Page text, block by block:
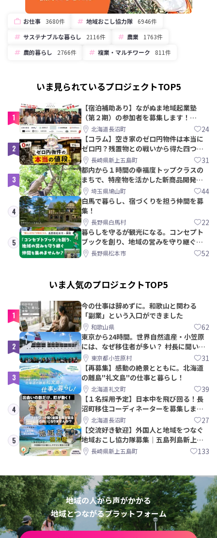
お仕事 3680件 地域おこし協力隊
6946件
サステナブルな暮らし
2116件 農業
1763件
農的暮らし
2766件 複業・マルチワーク 811件
いま見られているプロジェクトTOP5
1
【宿泊補助あり】ながぬま地域起業塾
（第２期）の参加者を募集します！
【8/21〆】
北海道長沼町 24
2
【コラム】空き家のゼロ円物件は本当に
ゼロ円？残置物との戦いから得た四つの
教訓｜新上五島町
長崎県新上五島町 31
3
都内から１時間の幸福度トップクラスの
まちで、特産物を活かした新商品開発＆
PRメンバー募集！
埼玉県鳩山町 44
4
白馬で暮らし、宿づくりを担う仲間を募
集！
長野県白馬村 22
5
暮らしを守るが観光になる。コンセプト
ブックを創り、地域の営みを守り継ぐ仲
間を集めませんか？
長野県松本市 52
いま人気のプロジェクトTOP5
1
今の仕事は辞めずに。和歌山と関わる
「副業」という入口ができました
和歌山県 62
2
東京から24時間。世界自然遺産・小笠原
には、なぜ移住者が多い？ 村長に聞いて
みた東京都小笠原村 31
3
【再募集】感動の絶景とともに。北海道
の離島"礼文島"の仕事と暮らし！
北海道礼文町 39
4
【１名採用予定】日本中を飛び回る！長
沼町移住コーディネーターを募集しま
す！北海道長沼町 27
5
【交流好き歓迎】外国人と地域をつなぐ
地域おこし協力隊募集｜五島列島新上五
島町長崎県新上五島町 133
地域の人から声がかかる
地域とつながるプラットフォーム